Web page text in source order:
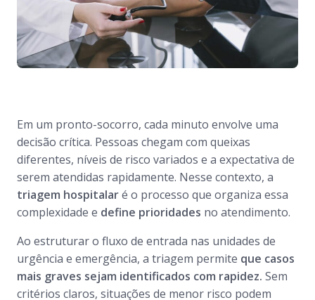
Em um pronto-socorro, cada minuto envolve uma
decisão crítica. Pessoas chegam com queixas
diferentes, níveis de risco variados e a expectativa de
serem atendidas rapidamente. Nesse contexto, a
triagem hospitalaré o processo que organiza essa
complexidade e define prioridades no atendimento.
Ao estruturar o fluxo de entrada nas unidades de
urgência e emergência, a triagem permite que casos
mais graves sejam identificados com rapidez. Sem
critérios claros, situações de menor risco podem